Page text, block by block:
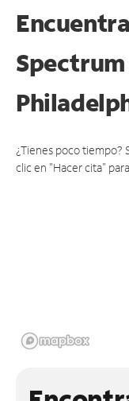
Spectrum
¿Tienes poco tiempo?
clic en "Hacer cita"